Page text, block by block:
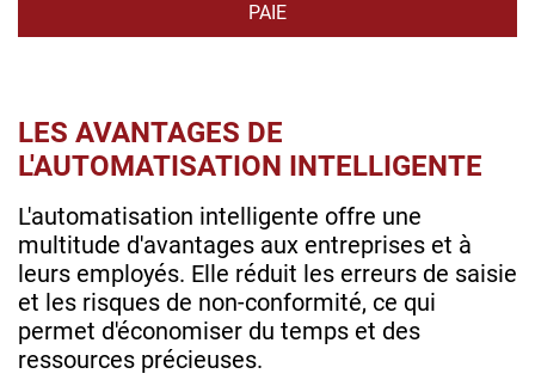
PAIE
LES AVANTAGES DE
L'AUTOMATISATION INTELLIGENTE
L'automatisation intelligente offre une
multitude d'avantages aux entreprises et à
leurs employés. Elle réduit les erreurs de saisie
et les risques de non-conformité, ce qui
permet d'économiser du temps et des
ressources précieuses.